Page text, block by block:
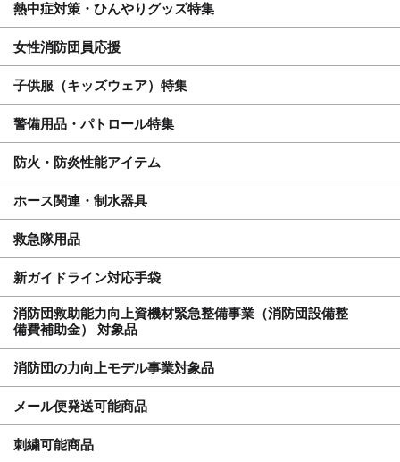
熱中症対策・ひんやりグッズ特集
女性消防団員応援
子供服（キッズウェア）特集
警備用品・パトロール特集
防火・防炎性能アイテム
ホース関連・制水器具
救急隊用品
新ガイドライン対応手袋
消防団救助能力向上資機材緊急整備事業（消防団設備整
備費補助金） 対象品
消防団の力向上モデル事業対象品
メール便発送可能商品
刺繍可能商品